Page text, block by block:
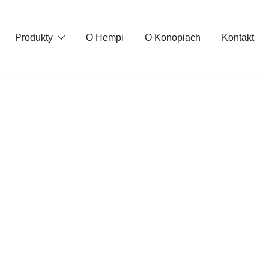
Produkty O Hempi O Konopiach Kontakt